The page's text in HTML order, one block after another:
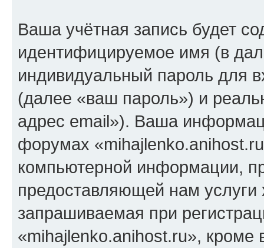
Ваша учётная запись будет
идентифицируемое имя (в
индивидуальный пароль для
(далее «ваш пароль») и
адрес email»). Ваша
форумах
компьютерной информации,
предоставляющей нам
запрашиваемая при
«mihajlenko.anihost.ru», кроме